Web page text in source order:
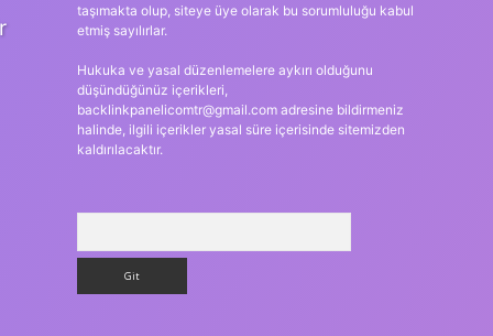
taşımakta olup, siteye üye olarak bu sorumluluğu kabul
etmiş sayılırlar.
Hukuka ve yasal düzenlemelere aykırı olduğunu
düşündüğünüz içerikleri,
backlinkpanelicomtr@gmail.comadresine bildirmeniz
halinde, ilgili içerikler yasal süre içerisinde sitemizden
kaldırılacaktır.